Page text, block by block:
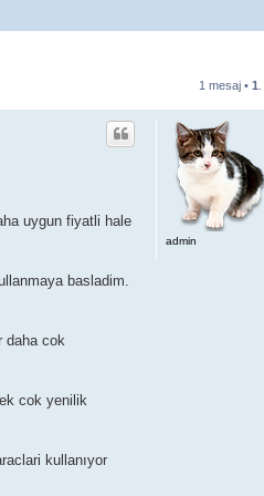
1 mesaj • 1
admin
uygun fiyatli hale
basladim.
daha cok
cok yenilik
kullanıyor